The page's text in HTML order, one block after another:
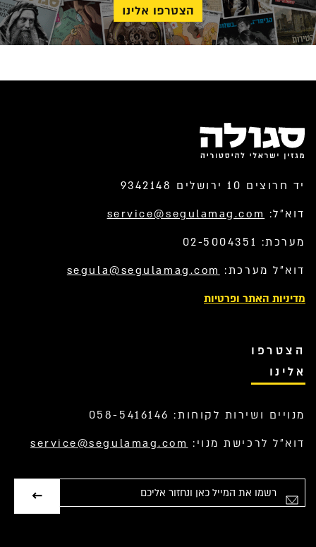
יד חרוצים 10 ירושלים 9342148
דוא”ל: service@segulamag.com
מערכת: 02-5004351
דוא”ל מערכת: segula@segulamag.com
מדיניות האתר ופרטיות
הצטרפו
אלינו
מנויים ושירות לקוחות: 058-5416146
דוא”ל לרכישת מנוי: service@segulamag.com
אימייל